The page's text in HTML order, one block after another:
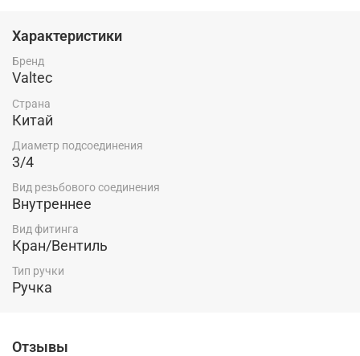
присоединений – внутренняя/внутренняя. Наличие
встроенного ручного воздухоотводчика и дренажного
патрубка позволяет использовать изделие на стояках
вместо традиционной комбинации обычного шарового
Характеристики
Бренд
Valtec
Страна
Китай
Диаметр подсоединения
3/4
Вид резьбового соединения
Внутреннее
Вид фитинга
Кран/Вентиль
Тип ручки
Ручка
Отзывы